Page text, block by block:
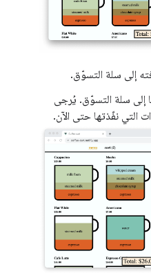
إلى سلة التسوّق.
إلى سلة التسوّق. يُرجى
التي نفّذتها حتى الآن.